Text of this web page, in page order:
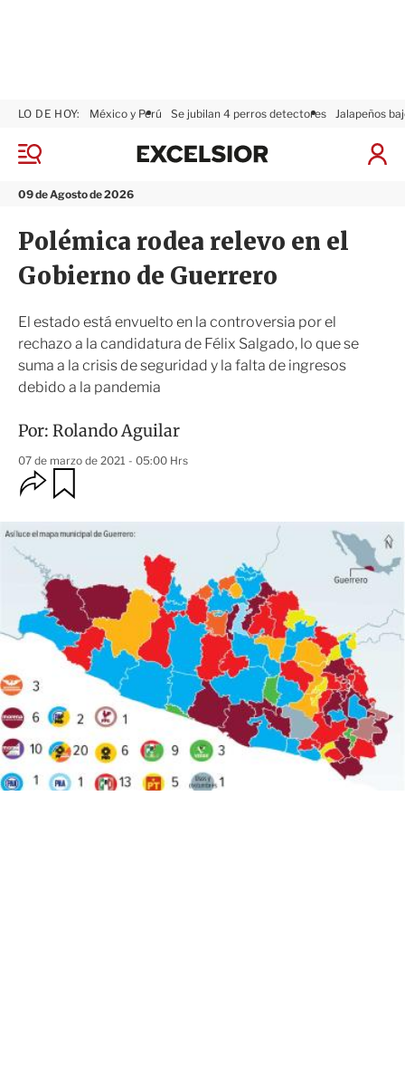
M
n
09 de Agosto de 2026
LO DE HOY: México y Perú Se jubilan 4 perros detectores Jalapeños
I
x
i
r
Polémica rodea relevo en el
Gobierno de Guerrero
El estado está envuelto en la controversia por el
rechazo a la candidatura de Félix Salgado, lo que se
suma a la crisis de seguridad y la falta de ingresos
debido a la pandemia
Por: Rolando Aguilar
07 de marzo de 2021 - 05:00 Hrs
O
p
i
o
e
s
d
e
c
p
a
t
r
r
d